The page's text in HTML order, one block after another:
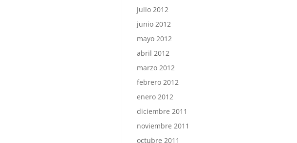
julio 2012
junio 2012
mayo 2012
abril 2012
marzo 2012
febrero 2012
enero 2012
diciembre 2011
noviembre 2011
octubre 2011